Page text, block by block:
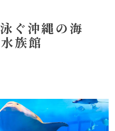
ぐ沖縄の海
族館